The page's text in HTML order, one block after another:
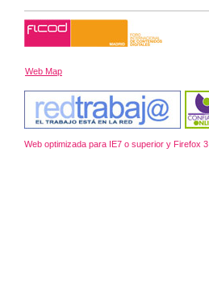
Web Map
Web optimizada para IE7 o superior y Firefox 3